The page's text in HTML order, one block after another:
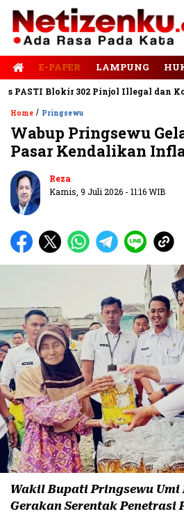
E-PAPER LAMPUNG
Blokir 302 Pinjol Illegal dan
Home / Pringsewu
Wabup Pringsewu
Pasar Kendalikan
Reza
Kamis, 9 Juli 2026 - 11:16 WIB
Wakil Bupati Pringsewu
Gerakan Serentak Penetrasi